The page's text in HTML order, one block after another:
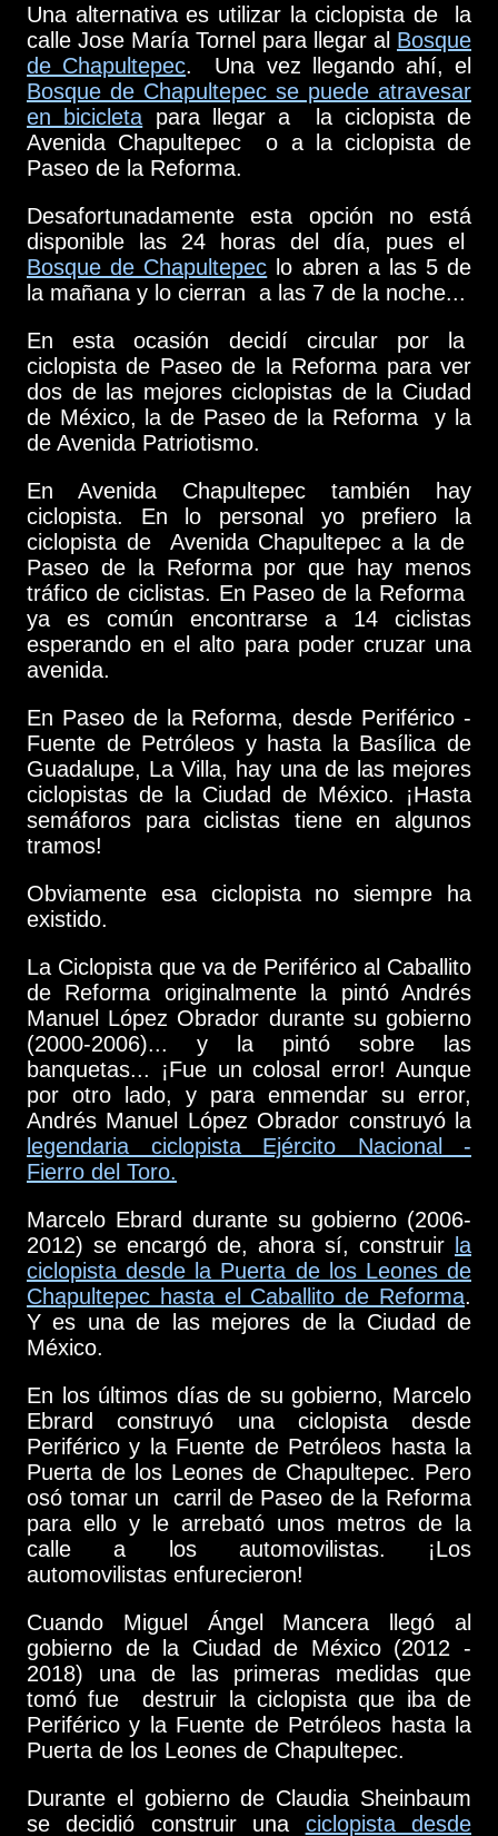
Una alternativa es utilizar la ciclopista de la
calle Jose María Tornel para llegar al Bosque
de Chapultepec. Una vez llegando ahí, el
Bosque de Chapultepec se puede atravesar
en bicicleta para llegar a la ciclopista de
Avenida Chapultepec o a la ciclopista de
Paseo de la Reforma.
Desafortunadamente esta opción no está
disponible las 24 horas del día, pues el
Bosque de Chapultepec lo abren a las 5 de
la mañana y lo cierran a las 7 de la noche...
En esta ocasión decidí circular por la
ciclopista de Paseo de la Reforma para ver
dos de las mejores ciclopistas de la Ciudad
de México, la de Paseo de la Reforma y la
de Avenida Patriotismo.
En Avenida Chapultepec también hay
ciclopista. En lo personal yo prefiero la
ciclopista de Avenida Chapultepec a la de
Paseo de la Reforma por que hay menos
tráfico de ciclistas. En Paseo de la Reforma
ya es común encontrarse a 14 ciclistas
esperando en el alto para poder cruzar una
avenida.
En Paseo de la Reforma, desde Periférico -
Fuente de Petróleos y hasta la Basílica de
Guadalupe, La Villa, hay una de las mejores
ciclopistas de la Ciudad de México. ¡Hasta
semáforos para ciclistas tiene en algunos
tramos!
Obviamente esa ciclopista no siempre ha
existido.
La Ciclopista que va de Periférico al Caballito
de Reforma originalmente la pintó Andrés
Manuel López Obrador durante su gobierno
(2000-2006)... y la pintó sobre las
banquetas... ¡Fue un colosal error! Aunque
por otro lado, y para enmendar su error,
Andrés Manuel López Obrador construyó la
legendaria ciclopista Ejército Nacional -
Fierro del Toro.
Marcelo Ebrard durante su gobierno (2006-
2012) se encargó de, ahora sí, construir la
ciclopista desde la Puerta de los Leones de
Chapultepec hasta el Caballito de Reforma.
Y es una de las mejores de la Ciudad de
México.
En los últimos días de su gobierno, Marcelo
Ebrard construyó una ciclopista desde
Periférico y la Fuente de Petróleos hasta la
Puerta de los Leones de Chapultepec. Pero
osó tomar un carril de Paseo de la Reforma
para ello y le arrebató unos metros de la
calle a los automovilistas. ¡Los
automovilistas enfurecieron!
Cuando Miguel Ángel Mancera llegó al
gobierno de la Ciudad de México (2012 -
2018) una de las primeras medidas que
tomó fue destruir la ciclopista que iba de
Periférico y la Fuente de Petróleos hasta la
Puerta de los Leones de Chapultepec.
Durante el gobierno de Claudia Sheinbaum
se decidió construir una ciclopista desde